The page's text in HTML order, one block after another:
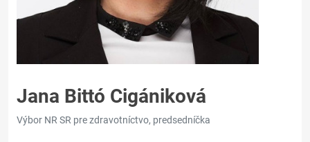
Jana Bittó Cigániková
Výbor NR SR pre zdravotníctvo, predsedníčka